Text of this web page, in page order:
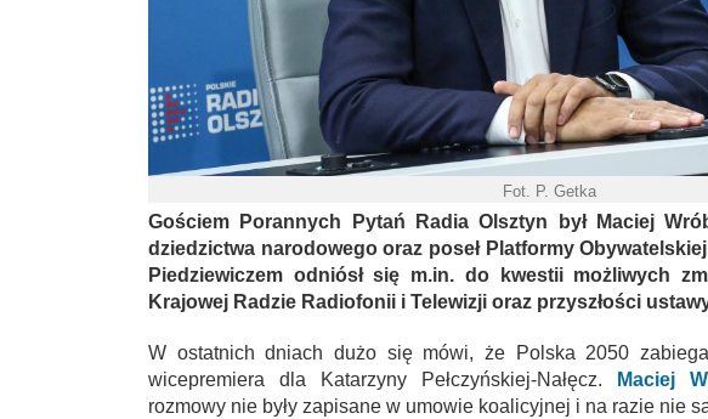
Fot. P. Getka
Gościem Porannych Pytań Radia Olsztyn był Maciej
dziedzictwa narodowego oraz poseł Platformy
Piedziewiczem odniósł się m.in. do kwestii możliwych
Krajowej Radzie Radiofonii i Telewizji oraz przyszłości
W ostatnich dniach dużo się mówi, że Polska 2050
wicepremiera dla Katarzyny Pełczyńskiej-Nałęcz.
Maciej
rozmowy nie były zapisane w umowie koalicyjnej i na razie nie